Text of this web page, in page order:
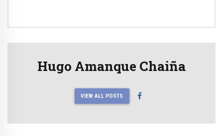
Hugo Amanque Chaiña
VIEW ALL POSTS